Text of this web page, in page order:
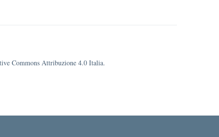
Commons Attribuzione 4.0 Italia.